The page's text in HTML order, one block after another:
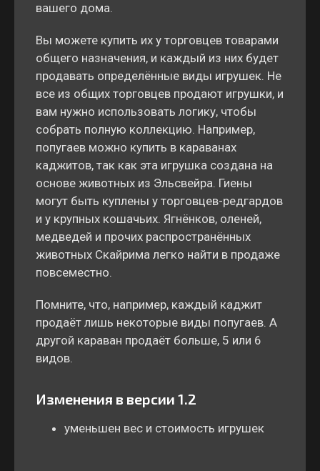
вашего дома.
Вы можете купить их у торговцев товарами
общего назначения, и каждый из них будет
продавать определённые виды игрушек. Не
все из общих торговцев продают игрушки, и
вам нужно использовать логику, чтобы
собрать полную коллекцию. Например,
попугаев можно купить в караванах
каджитов, так как эта игрушка создана на
основе животных из Эльсвейра. Гиены
могут быть куплены у торговцев-редгардов
и у крупных кошачьих. Ягнёнков, оленей,
медведей и прочих распространённых
животных Скайрима легко найти в продаже
повсеместно.
Помните, что, например, каждый каджит
продаёт лишь некоторые виды попугаев. А
другой караван продаёт больше, 5 или 6
видов.
Изменения в версии 1.2
уменьшен вес и стоимость игрушек